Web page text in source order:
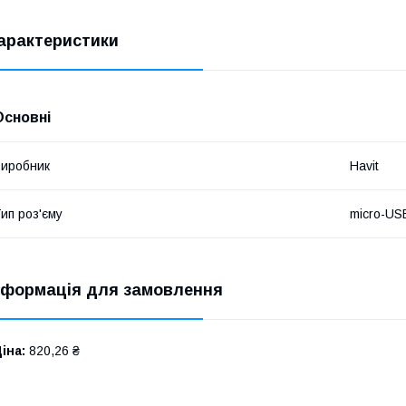
Havit
роз'єму micro-
для замовлення
820,26 ₴